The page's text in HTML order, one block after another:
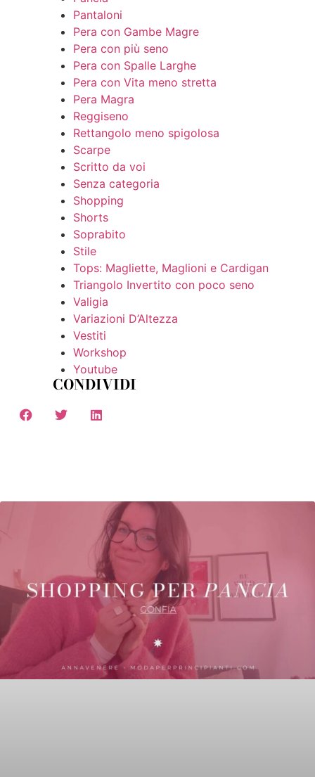
Pantaloni
Pera con Gambe Magre
Pera con più seno
Pera con Spalle Larghe
Pera con Vita meno stretta
Pera Magra
Reggiseno
Rettangolo meno spigolosa
Scarpe
Scritto da voi
Senza categoria
Shopping
Shorts
Soprabito
Stile
Tops: Magliette, Maglioni e Cardigan
Triangolo Invertito con poco seno
Valigia
Variazioni D’Altezza
Vestiti
Workshop
Youtube
CONDIVIDI